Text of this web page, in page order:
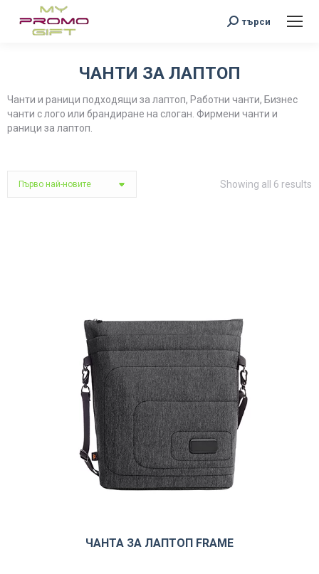
Search:
търси
ЧАНТИ ЗА ЛАПТОП
You are here:
Чанти и раници подходящи за лаптоп, Работни чанти, Бизнес
чанти с лого или брандиране на слоган. Фирмени чанти и
раници за лаптоп.
Showing all 6 results
ЧАНТА ЗА ЛАПТОП FRAME